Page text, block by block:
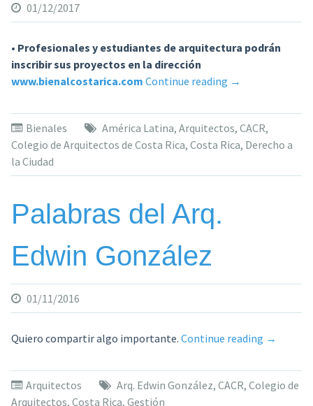
01/12/2017
• Profesionales y estudiantes de arquitectura podrán
inscribir sus proyectos en la dirección
www.bienalcostarica.com Continue reading «Obra
local
tendrá
su
Arquitectura»
→
Bienales América Latina, Arquitectos, CACR,
Colegio de Arquitectos de Costa Rica, Costa Rica, Derecho a
la Ciudad
Palabras del Arq.
Edwin González
01/11/2016
Quiero compartir algo importante. Continue reading «Palabras
Arq.
Edwin
→
Arquitectos Arq. Edwin González, CACR, Colegio de
Arquitectos, Costa Rica, Gestión